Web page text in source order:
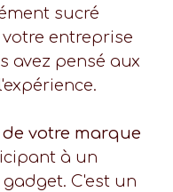
sucré
entreprise
avez pensé aux
votre marque
à un
C'est un